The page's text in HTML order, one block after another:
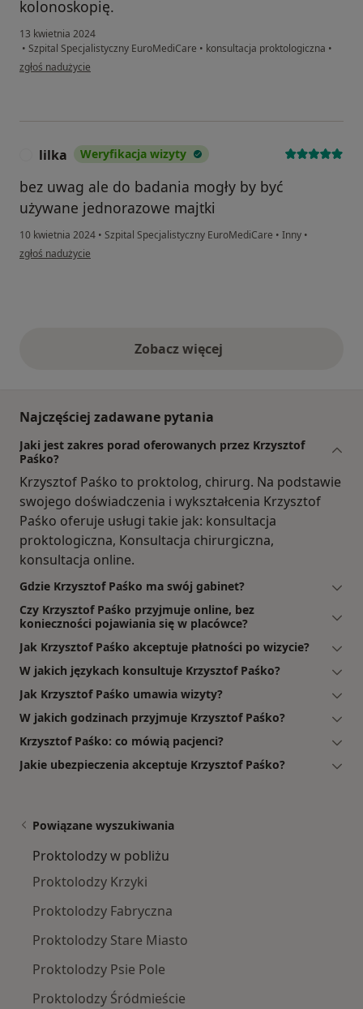
kolonoskopię.
13 kwietnia 2024
• Szpital Specjalistyczny EuroMediCare • konsultacja proktologiczna •
w opinii użytkownika Magdalena
zgłoś nadużycie
lilka Weryfikacja wizyty
bez uwag ale do badania mogły by być
używane jednorazowe majtki
10 kwietnia 2024 • Szpital Specjalistyczny EuroMediCare • Inny •
w opinii użytkownika lilka
zgłoś nadużycie
Zobacz więcejopinie powyżej
Najczęściej zadawane pytania
Jaki jest zakres porad oferowanych przez Krzysztof
Paśko?
Krzysztof Paśko to proktolog, chirurg. Na podstawie
swojego doświadczenia i wykształcenia Krzysztof
Paśko oferuje usługi takie jak: konsultacja
proktologiczna, Konsultacja chirurgiczna,
konsultacja online.
Gdzie Krzysztof Paśko ma swój gabinet?
Czy Krzysztof Paśko przyjmuje online, bez
konieczności pojawiania się w placówce?
Jak Krzysztof Paśko akceptuje płatności po wizycie?
W jakich językach konsultuje Krzysztof Paśko?
Jak Krzysztof Paśko umawia wizyty?
W jakich godzinach przyjmuje Krzysztof Paśko?
Krzysztof Paśko: co mówią pacjenci?
Jakie ubezpieczenia akceptuje Krzysztof Paśko?
Powiązane wyszukiwania
Proktolodzy w pobliżu
Proktolodzy Krzyki
Proktolodzy Fabryczna
Proktolodzy Stare Miasto
Proktolodzy Psie Pole
Proktolodzy Śródmieście